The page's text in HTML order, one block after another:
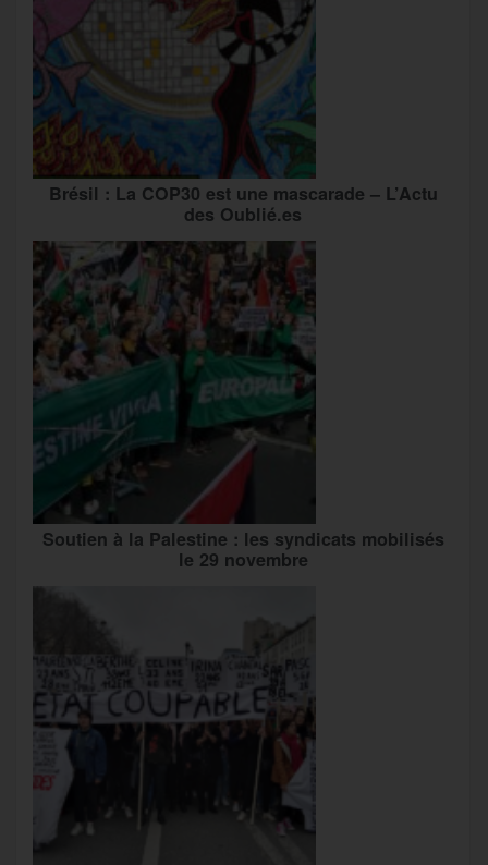
Brésil : La COP30 est une mascarade – L’Actu
des Oublié.es
Soutien à la Palestine : les syndicats mobilisés
le 29 novembre